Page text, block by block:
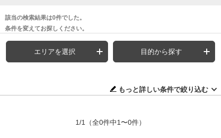
該当の検索結果は0件でした。
条件を変えてお探しください。
エリアを選択 目的から探す
もっと詳しい条件で絞り込む
1/1 （全0件中1〜0件）